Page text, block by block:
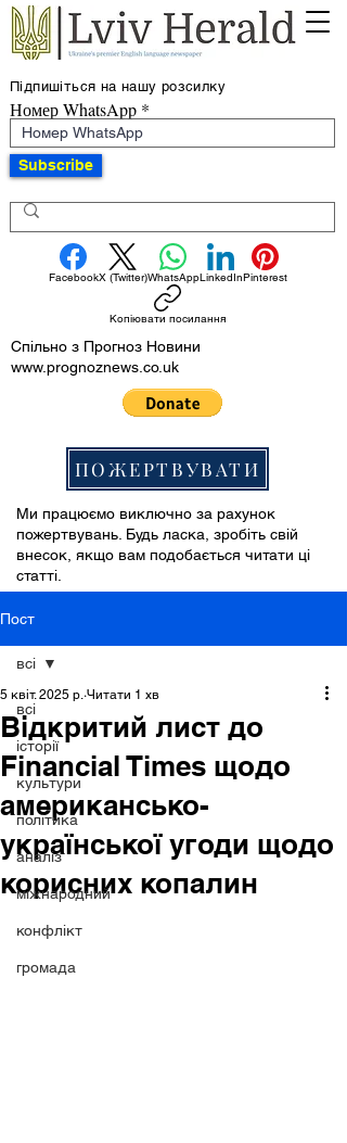
Підпишіться на нашу розсилку
Номер WhatsApp
Subscribe
FacebookX (Twitter)WhatsAppLinkedInPinterest
Копіювати посилання
Спільно з Прогноз Новини
www.prognoznews.co.uk
ПОЖЕРТВУВАТИ
Ми працюємо виключно за рахунок
пожертвувань. Будь ласка, зробіть свій
внесок, якщо вам подобається читати ці
статті.
Пост
всі
історії
культури
політика
аналіз
міжнародний
конфлікт
громада
всі
Відкритий лист до
Financial Times щодо
американсько-
української угоди щодо
корисних копалин
5 квіт. 2025 р. Читати 1 хв